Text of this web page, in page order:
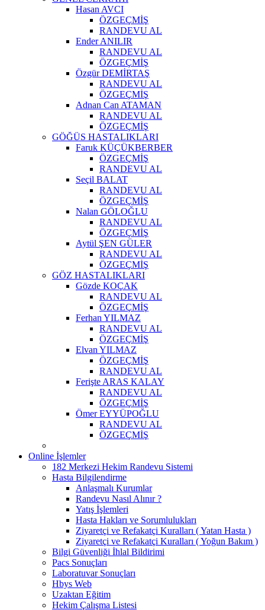
Hasan AVCI
ÖZGEÇMİŞ
RANDEVU AL
Ender ANILIR
RANDEVU AL
ÖZGEÇMİŞ
Özgür DEMİRTAŞ
RANDEVU AL
ÖZGEÇMİŞ
Adnan Can ATAMAN
RANDEVU AL
ÖZGEÇMİŞ
GÖĞÜS HASTALIKLARI
Faruk KÜÇÜKBERBER
ÖZGEÇMİŞ
RANDEVU AL
Seçil BALAT
RANDEVU AL
ÖZGEÇMİŞ
Nalan GÖLOĞLU
RANDEVU AL
ÖZGEÇMİŞ
Aytül ŞEN GÜLER
RANDEVU AL
ÖZGEÇMİŞ
GÖZ HASTALIKLARI
Gözde KOÇAK
RANDEVU AL
ÖZGEÇMİŞ
Ferhan YILMAZ
RANDEVU AL
ÖZGEÇMİŞ
Elvan YILMAZ
ÖZGEÇMİŞ
RANDEVU AL
Ferişte ARAS KALAY
RANDEVU AL
ÖZGEÇMİŞ
Ömer EYYÜPOĞLU
RANDEVU AL
ÖZGEÇMİŞ
Online İşlemler
182 Merkezi Hekim Randevu Sistemi
Hasta Bilgilendirme
Anlaşmalı Kurumlar
Randevu Nasıl Alınır ?
Yatış İşlemleri
Hasta Hakları ve Sorumlulukları
Ziyaretçi ve Refakatçi Kuralları ( Yatan Hasta )
Ziyaretçi ve Refakatçi Kuralları ( Yoğun Bakım )
Bilgi Güvenliği İhlal Bildirimi
Pacs Sonuçları
Laboratuvar Sonuçları
Hbys Web
Uzaktan Eğitim
Hekim Çalışma Listesi